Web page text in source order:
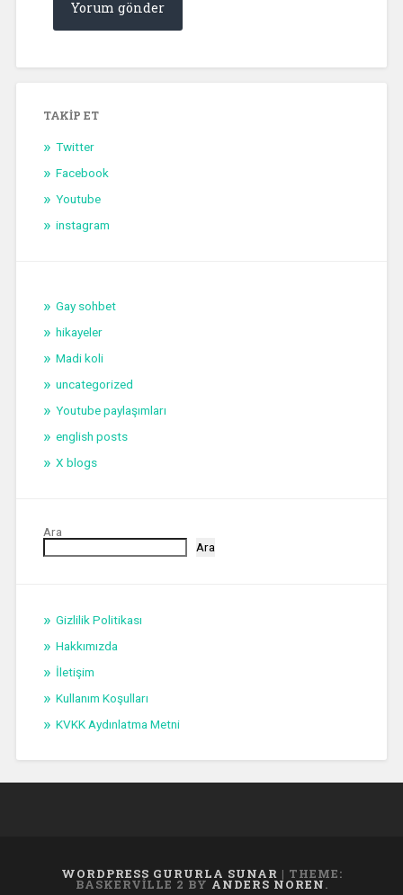
TAKIP ET
Twitter
Facebook
Youtube
instagram
Gay sohbet
hikayeler
Madi koli
uncategorized
Youtube paylaşımları
english posts
X blogs
Ara
Ara
Gizlilik Politikası
Hakkımızda
İletişim
Kullanım Koşulları
KVKK Aydınlatma Metni
WORDPRESS GURURLA SUNAR | THEME:
BASKERVILLE 2 BY ANDERS NOREN.